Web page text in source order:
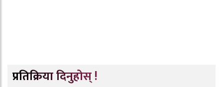
प्रतिक्रिया दिनुहोस् !